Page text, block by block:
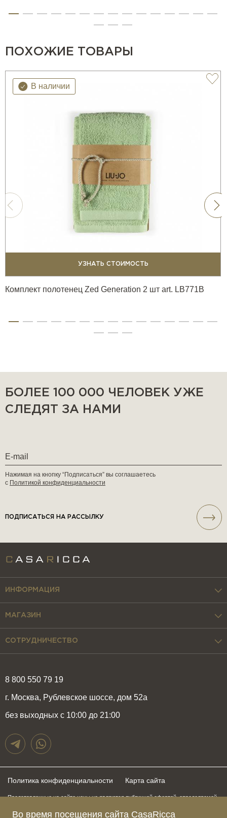
ПОХОЖИЕ ТОВАРЫ
В наличии
УЗНАТЬ СТОИМОСТЬ
Комплект полотенец Zed Generation 2 шт art. LB771B
Во время посещения сайта CasaRicca
БОЛЕЕ 100 000 ЧЕЛОВЕК УЖЕ
СЛЕДЯТ ЗА НАМИ
Нажимая на кнопку “Подписаться” вы соглашаетесь
с Политикой конфиденциальности
ПОДПИСАТЬСЯ НА РАССЫЛКУ
8 800 550 79 19
г. Москва, Рублевское шоссе, дом 52а
без выходных с 10:00 до 21:00
ИНФОРМАЦИЯ
МАГАЗИН
СОТРУДНИЧЕСТВО
Политика конфиденциальности Карта сайта
Представленные на сайте цены не являются публичной офертой, определяемой
быть изменены в любое время без предупреждения. Для получения актуальной и